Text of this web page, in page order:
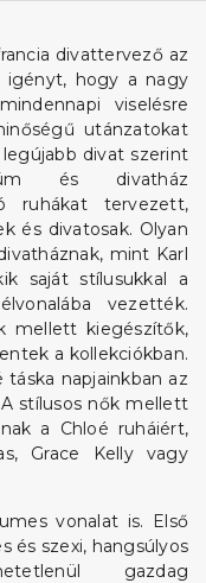
divattervező az
igényt, hogy a nagy
viselésre
utánzatokat
divat szerint
és divatház
ruhákat tervezett,
és divatosak. Olyan
mint Karl
saját stílusukkal a
vezették.
mellett kiegészítők,
a kollekciókban.
napjainkban az
stílusos nők mellett
a Chloé ruháiért,
Grace Kelly vagy
vonalat is. Első
és szexi, hangsúlyos
gazdag